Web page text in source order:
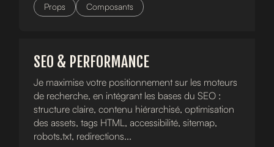
Props Composants
SEO & PERFORMANCE
Je maximise votre positionnement sur les moteurs
de recherche, en intégrant les bases du SEO :
structure claire, contenu hiérarchisé, optimisation
des assets, tags HTML, accessibilité, sitemap,
robots.txt, redirections...